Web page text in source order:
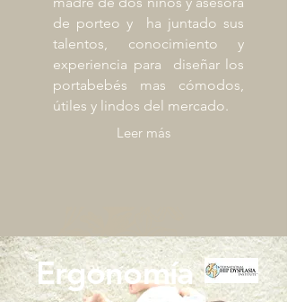
de porteo y ha juntado sus
talentos, conocimiento y
experiencia para diseñar los
portabebés mas cómodos,
útiles y lindos del mercado.
Leer más
Ergonomía